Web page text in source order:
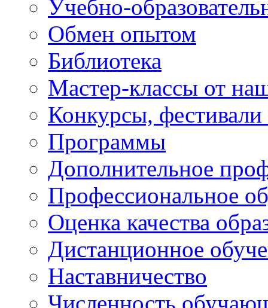
Учебно-
Обмен опытом
Библиотека
Мастер-классы от
Конкурсы,
Программы
Дополнительное
Профессиональное
Оценка качества
Дистанционное
Наставничество